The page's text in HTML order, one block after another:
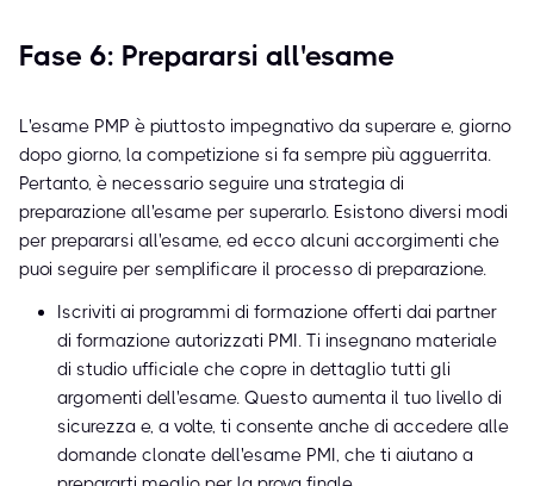
Fase 6: Prepararsi all'esame
L'esame PMP è piuttosto impegnativo da superare e, giorno
dopo giorno, la competizione si fa sempre più agguerrita.
Pertanto, è necessario seguire una strategia di
preparazione all'esame per superarlo. Esistono diversi modi
per prepararsi all'esame, ed ecco alcuni accorgimenti che
puoi seguire per semplificare il processo di preparazione.
Iscriviti ai programmi di formazione offerti dai partner
di formazione autorizzati PMI. Ti insegnano materiale
di studio ufficiale che copre in dettaglio tutti gli
argomenti dell'esame. Questo aumenta il tuo livello di
sicurezza e, a volte, ti consente anche di accedere alle
domande clonate dell'esame PMI, che ti aiutano a